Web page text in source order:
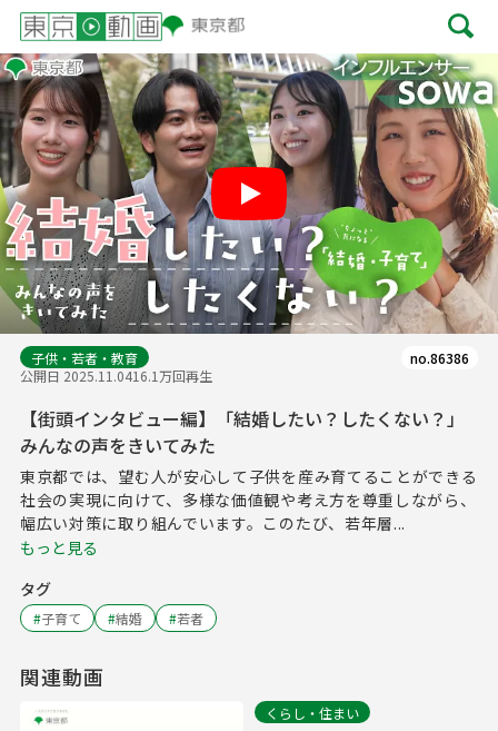
Play
子供・若者・教育
公開日 2025.11.0416.1万回再生
no.86386
【街頭インタビュー編】「結婚したい？したくない？」
みんなの声をきいてみた
東京都では、望む人が安心して子供を産み育てることができる
社会の実現に向けて、多様な価値観や考え方を尊重しながら、
幅広い対策に取り組んでいます。このたび、若年層...
もっと見る
タグ
#子育て #結婚 #若者
関連動画
くらし・住まい